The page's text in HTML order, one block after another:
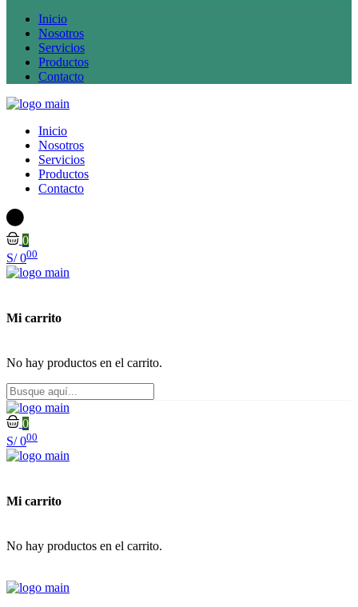
Inicio
Nosotros
Servicios
Productos
Contacto
Inicio
Nosotros
Servicios
Productos
Contacto
0
S/000
Mi carrito
No hay productos en el carrito.
0
S/000
Mi carrito
No hay productos en el carrito.